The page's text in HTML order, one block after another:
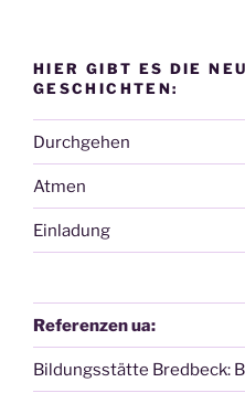
HIER GIBT ES DIE
GESCHICHTEN:
Durchgehen
Atmen
Einladung
Referenzen ua:
Bildungsstätte Bredbeck: